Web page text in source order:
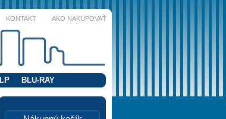
KONTAKT AKO NAKUPOVAŤ
LP BLU-RAY